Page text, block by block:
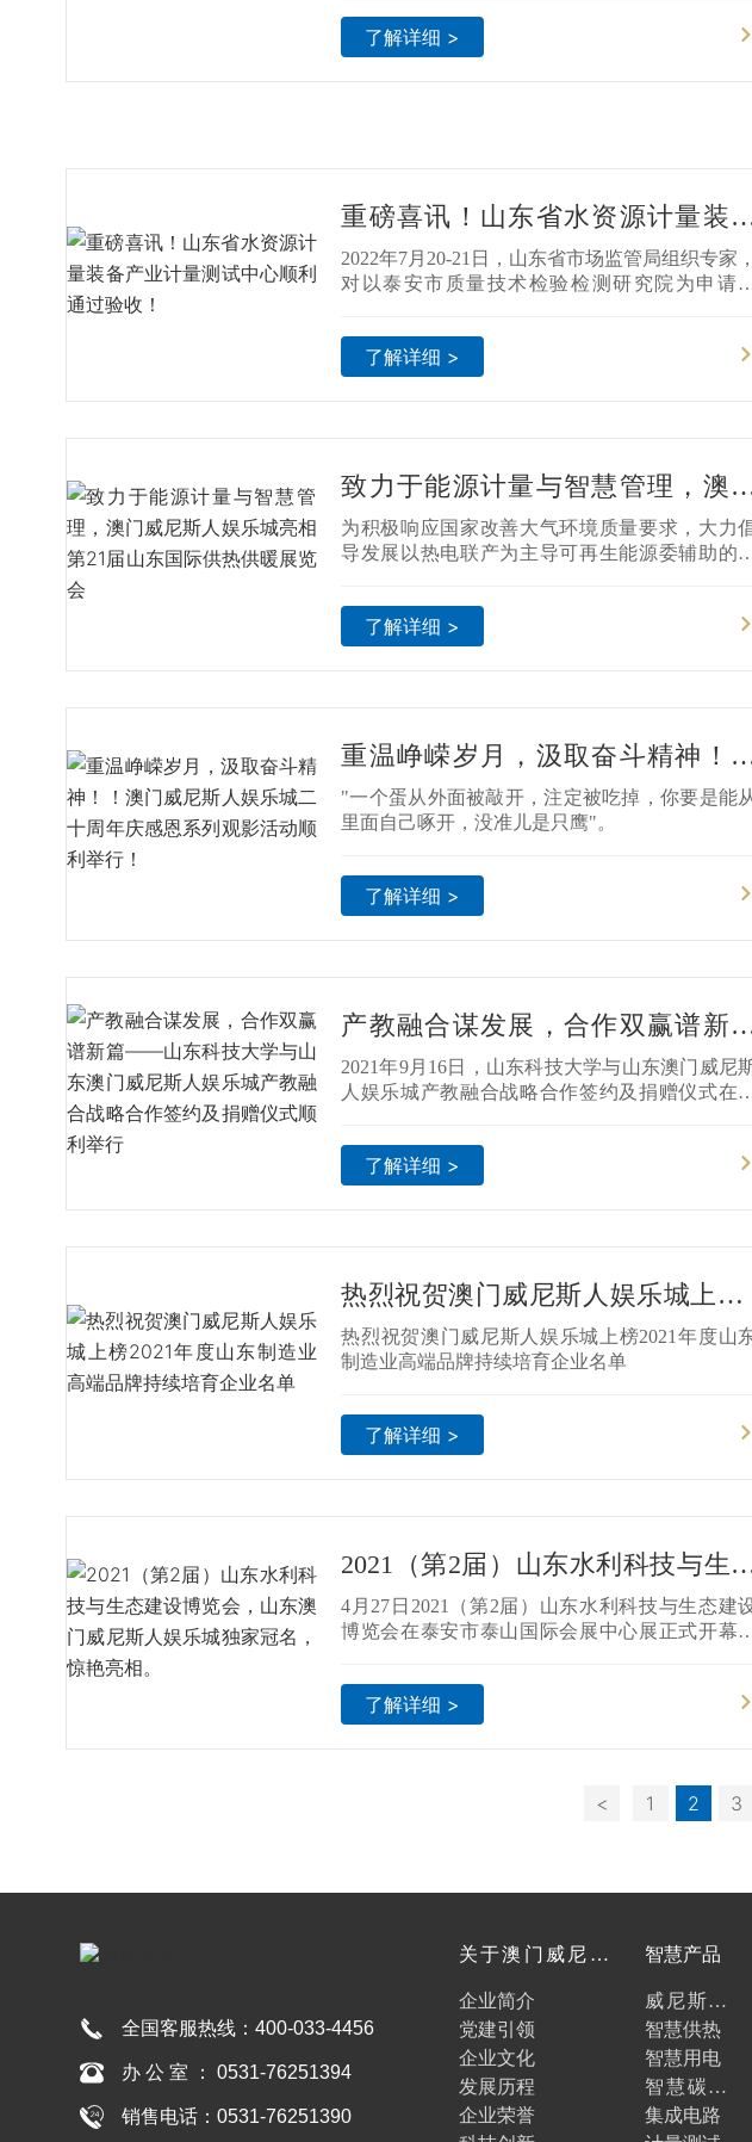
了解详细 >
重磅喜讯！山东省水资源计量装
产业计量测试中心顺利通过验收！
2022年7月20-21日，山东省市场监管局组织专家，
对以泰安市质量技术检验检测研究院为申请
计量装备产业计量测试中心（以下简称：水资源
计量测试中心）进行验收。
了解详细 >
致力于能源计量与智慧管理，澳
威尼斯人娱乐城亮相第21届山东
际供热供暖展览会
为积极响应国家改善大气环境质量要求，大力
导发展以热电联产为主导可再生能源委辅助的
新清洁能源采暖改造，搭乘政策"快车"，汇聚行
业之力，第21届山东国际供热供暖、通风空调及
舒适家居系统展览会于2019年4月25-27日在济南国
际会展中心隆重举办。
了解详细 >
重温峥嵘岁月，汲取奋斗精神！
澳门威尼斯人娱乐城二十周年庆感
恩系列观影活动顺利举行！
"一个蛋从外面被敲开，注定被吃掉，你要是能
里面自己啄开，没准儿是只鹰"。
了解详细 >
产教融合谋发展，合作双赢谱新
——山东科技大学与山东澳门威
斯人娱乐城产教融合战略合作签
2021年9月16日，山东科技大学与山东澳门威尼
人娱乐城产教融合战略合作签约及捐赠仪式在
技大学党委副书记、校长姚庆国及各院系相关领
导、山东澳门威尼斯人娱乐城党委书记、董事长
郝振刚及各相关部门领导出席本次仪式。 仪式于
下午14:30正式开始，由山东科技大学合作发展
处长王晓东主持，山东科技大学党委副书记、
合战略合作协议及捐赠协议。根据协议，山东科
融合实验室，与澳门威尼斯人娱乐城派驻的研
团队共同围绕解决各方面技术难题，进行联合科
了解详细 >
热烈祝贺澳门威尼斯人娱乐城上榜2
021年度山东制造业高端品牌持续
育企业名单
热烈祝贺澳门威尼斯人娱乐城上榜2021年度山
制造业高端品牌持续培育企业名单
了解详细 >
2021（第2届）山东水利科技与生
建设博览会，山东澳门威尼斯人
乐城独家冠名，惊艳亮相。
4月27日2021（第2届）山东水利科技与生态建
博览会在泰安市泰山国际会展中心展正式开幕
企业独家冠名此次博览会，
了解详细 >
< 1 2 3
全国客服热线：400-033-4456
办 公 室 ： 0531-76251394
销售电话：0531-76251390
关于澳门威尼斯
企业简介
党建引领
企业文化
发展历程
企业荣誉
智慧产品
威尼斯人
博彩
智慧供热
智慧用电
智慧碳计
量
集成电路